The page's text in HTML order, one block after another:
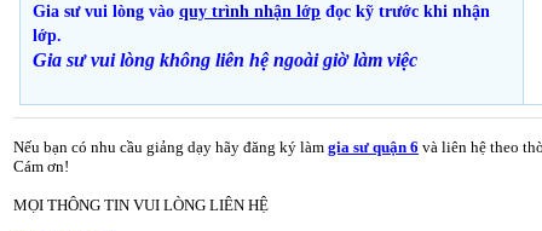
Gia sư vui lòng vào quy trình nhận lớp đọc kỹ trước khi nhận
lớp.
Gia sư vui lòng không liên hệ ngoài giờlàm việc
Nếu bạn có nhu cầu giảng dạy hãy đăng ký làm gia sư quận 6 và liên hệ theo
Cám ơn!
MỌI THÔNG TIN VUI LÒNG LIÊN HỆ